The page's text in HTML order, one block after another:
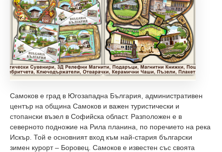
Самоков е град в Югозападна България, административен
център на община Самоков и важен туристически и
стопански възел в Софийска област. Разположен е в
северното подножие на Рила планина, по поречието на река
Искър. Той е основният вход към най-стария български
зимен курорт – Боровец. Самоков е известен със своята